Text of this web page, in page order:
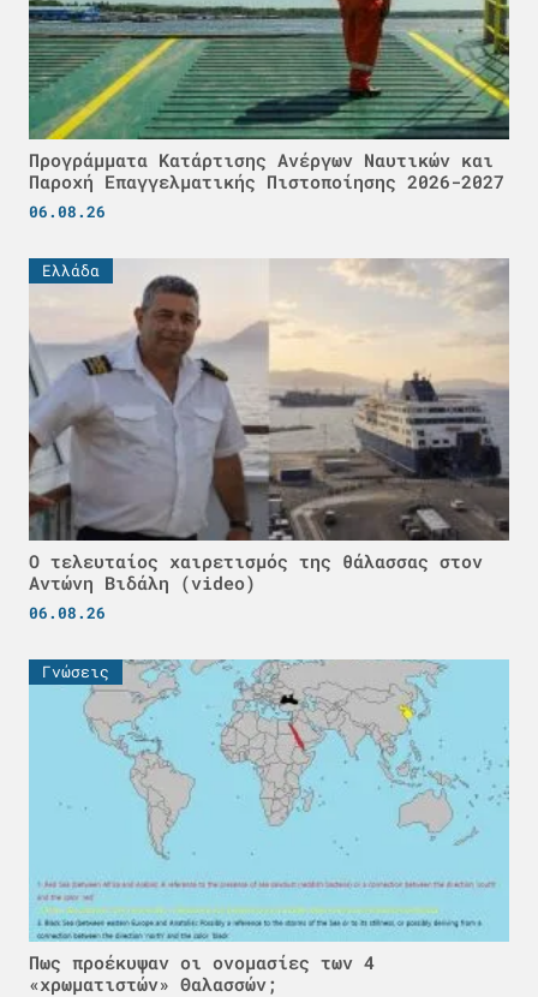
Προγράμματα Κατάρτισης Ανέργων Ναυτικών και
Παροχή Επαγγελματικής Πιστοποίησης 2026-2027
06.08.26
Ελλάδα
Ο τελευταίος χαιρετισμός της θάλασσας στον
Αντώνη Βιδάλη (video)
06.08.26
Γνώσεις
Πως προέκυψαν οι ονομασίες των 4
«χρωματιστών» Θαλασσών;